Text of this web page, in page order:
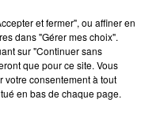
le V and B Fest' 2026 !
et fermer", ou affiner en
dans "Gérer mes choix".
sur "Continuer sans
que pour ce site. Vous
votre consentement à tout
en bas de chaque page.